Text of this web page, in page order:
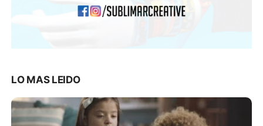
LO MAS LEIDO